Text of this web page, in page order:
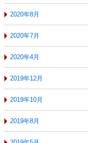
2020年8月
2020年7月
2020年4月
2019年12月
2019年10月
2019年8月